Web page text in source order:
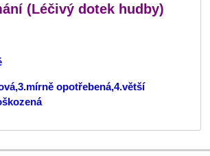
(Léčivý dotek hudby)
opotřebená,4.větší